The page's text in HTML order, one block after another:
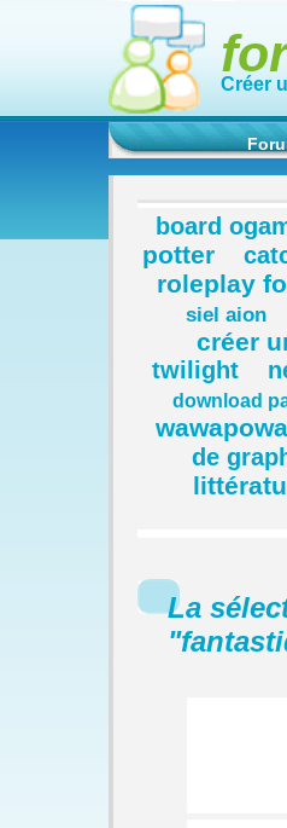
Créer
board
potter
roleplay
siel aion
créer
twilight
download
de
La
"